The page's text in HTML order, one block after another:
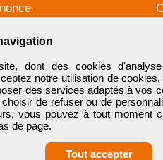
dont des cookies
notre utilisation de cookies,
des services adaptés à vos
de refuser ou de
vous pouvez à tout moment
de page.
Tout accepter